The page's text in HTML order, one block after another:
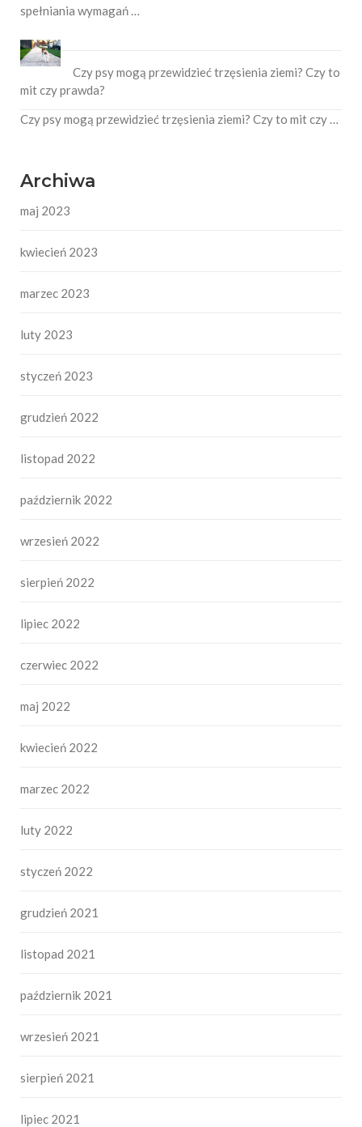
spełniania wymagań …
Czy psy mogą przewidzieć trzęsienia ziemi? Czy to
mit czy prawda?
Czy psy mogą przewidzieć trzęsienia ziemi? Czy to mit czy …
Archiwa
maj 2023
kwiecień 2023
marzec 2023
luty 2023
styczeń 2023
grudzień 2022
listopad 2022
październik 2022
wrzesień 2022
sierpień 2022
lipiec 2022
czerwiec 2022
maj 2022
kwiecień 2022
marzec 2022
luty 2022
styczeń 2022
grudzień 2021
listopad 2021
październik 2021
wrzesień 2021
sierpień 2021
lipiec 2021